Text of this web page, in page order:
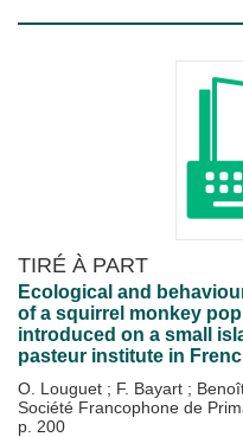
TIRÉ À PART
Ecological and
of a squirrel monkey
introduced on a small
pasteur institute in
O. Louguet ; F. Bayart ;
Société Francophone de
p. 200